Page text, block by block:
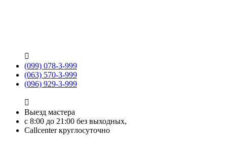

(099) 078-3-999
(063) 570-3-999
(096) 929-3-999

Выезд мастера
с 8:00 до 21:00 без выходных,
Callcenter круглосуточно